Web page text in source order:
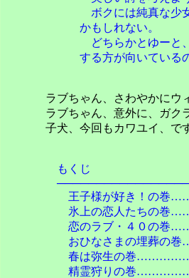
ボクには純真な少女を描
かもしれない。
どちらかとゆーと、純真
する方が向いているのか
ラブちゃん、さわやかにウィ
ラブちゃん、意外に、ガクラ
子犬、今回もカワユイ、です
もくじ
王子様が好き！の巻
氷上の恋人たちの巻
恋のラブ・４０の巻
おひなさまの埋葬の
春は弥生の巻
精霊狩りの巻